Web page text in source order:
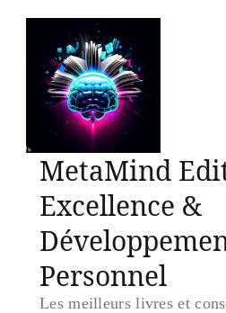
MetaMind
Excellence &
Personnel
Les meilleurs livres et